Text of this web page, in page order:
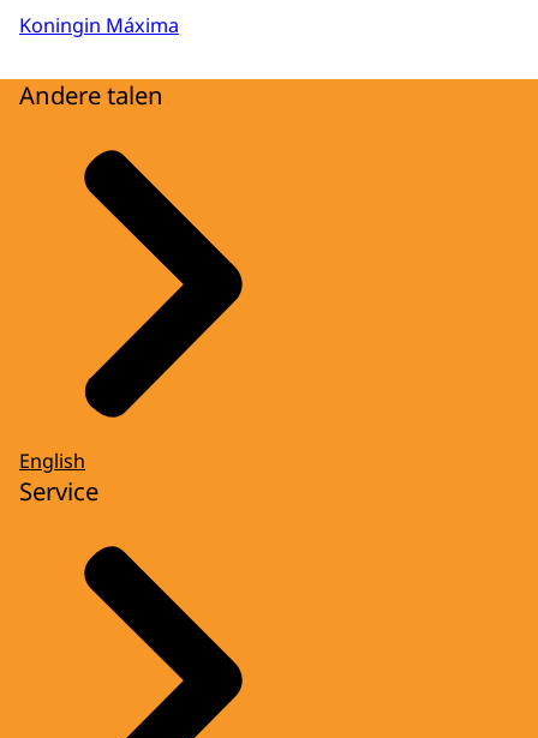
Koningin Máxima
Andere talen
English
Service